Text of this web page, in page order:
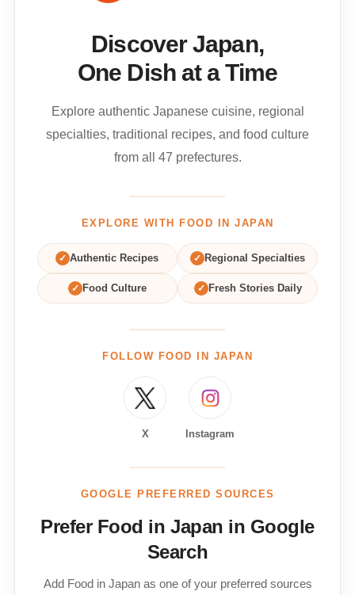
Discover Japan,
One Dish at a Time
Explore authentic Japanese cuisine, regional
specialties, traditional recipes, and food culture
from all 47 prefectures.
EXPLORE WITH FOOD IN JAPAN
✓ Authentic Recipes ✓ Regional Specialties
✓ Food Culture ✓ Fresh Stories Daily
FOLLOW FOOD IN JAPAN
X Instagram
GOOGLE PREFERRED SOURCES
Prefer Food in Japan in Google
Search
Add Food in Japan as one of your preferred sources